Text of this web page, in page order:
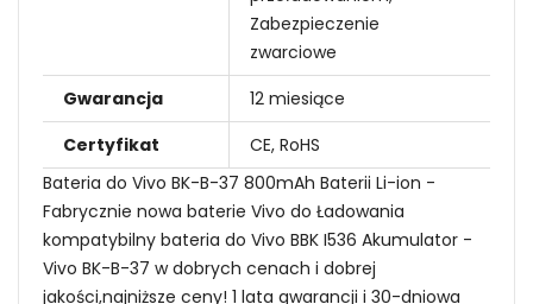
Zabezpieczenie
zwarciowe
Gwarancja
12 miesiące
Certyfikat
CE, RoHS
Bateria do Vivo BK-B-37 800mAh Baterii Li-ion -
Fabrycznie nowa baterie Vivo do Ładowania
kompatybilny bateria do Vivo BBK I536 Akumulator -
Vivo BK-B-37 w dobrych cenach i dobrej
jakości,najniższe ceny! 1 lata gwarancji i 30-dniowa